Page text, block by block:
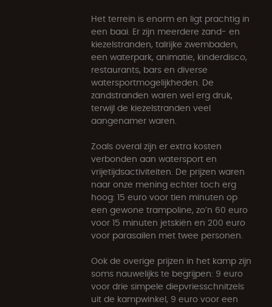
Het terrein is enorm en ligt prachtig in
een baai. Er zijn meerdere zand- en
kiezelstranden, talrijke zwembaden,
een waterpark, animatie, kinderdisco,
restaurants, bars en diverse
watersportmogelijkheden. De
zandstranden waren wel erg druk,
terwijl de kiezelstranden veel
aangenamer waren.
Zoals overal zijn er extra kosten
verbonden aan watersport en
vrijetijdsactiviteiten. De prijzen waren
naar onze mening echter toch erg
hoog: 15 euro voor tien minuten op
een gewone trampoline, zo’n 60 euro
voor 15 minuten jetskiën en 200 euro
voor parasailen met twee personen.
Ook de overige prijzen in het kamp zijn
soms nauwelijks te begrijpen: 9 euro
voor drie simpele diepvriesschnitzels
uit de kampwinkel, 9 euro voor een